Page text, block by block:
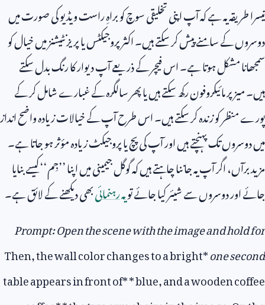
تیسرا طریقہ یہ ہے کہ آپ اپنی تخلیقی سوچ کو براہِ راست ویڈیو کی صورت میں
دوسروں کے سامنے پیش کر سکتے ہیں۔ اکثر پروجیکٹس یا پریزنٹیشنز میں خیال کو
سمجھانا مشکل ہوتا ہے۔ اس فیچر کے ذریعے آپ دیوار کا رنگ بدل سکتے
ہیں۔ میز پر مائیکروفون رکھ سکتے ہیں یا پھر سالگرہ کے غبارے شامل کر کے
پورے منظر کو زندہ کر سکتے ہیں۔ اس طرح آپ کے خیالات زیادہ واضح انداز
میں دوسروں تک پہنچتے ہیں اور آپ کی پچ یا پروجیکٹ زیادہ مؤثر ہو جاتا ہے۔
مزید برآں، اگر آپ یہ جاننا چاہتے ہیں کہ گوگل جیمینی میں اپنا ’’جِم‘‘ کیسے بنایا
جائے اور دوسروں سے شیئر کیا جائے تویہ رہنمائیبھی دیکھنے کے لائق ہے۔
Prompt: Open the scene with the image and hold for
one second
*
Then, the wall color changes to a bright
blue, and a wooden coffee
* *
table appears in front of